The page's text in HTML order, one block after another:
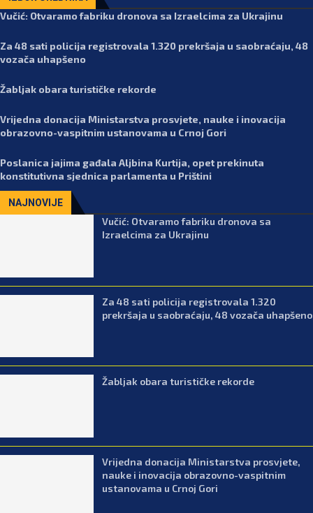
Vučić: Otvaramo fabriku dronova sa Izraelcima za Ukrajinu
Za 48 sati policija registrovala 1.320 prekršaja u saobraćaju, 48
vozača uhapšeno
Žabljak obara turističke rekorde
Vrijedna donacija Ministarstva prosvjete, nauke i inovacija
obrazovno-vaspitnim ustanovama u Crnoj Gori
Poslanica jajima gađala Aljbina Kurtija, opet prekinuta
konstitutivna sjednica parlamenta u Prištini
NAJNOVIJE
Vučić: Otvaramo fabriku dronova sa
Izraelcima za Ukrajinu
Za 48 sati policija registrovala 1.320
prekršaja u saobraćaju, 48 vozača uhapšeno
Žabljak obara turističke rekorde
Vrijedna donacija Ministarstva prosvjete,
nauke i inovacija obrazovno-vaspitnim
ustanovama u Crnoj Gori